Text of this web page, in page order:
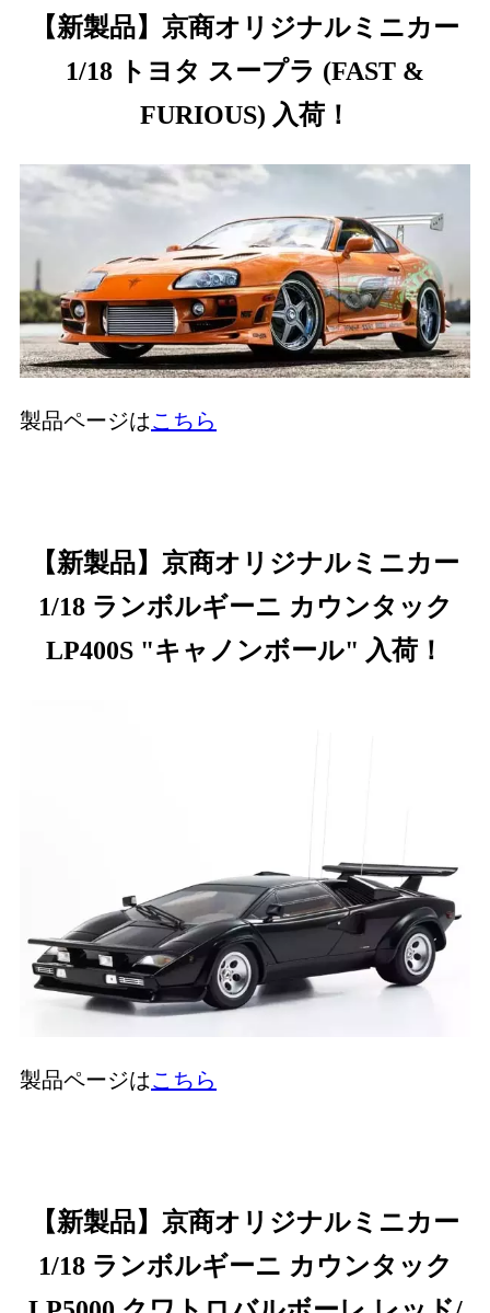
【新製品】京商オリジナルミニカー
1/18 トヨタ スープラ (FAST &
FURIOUS) 入荷！
製品ページはこちら
【新製品】京商オリジナルミニカー
1/18 ランボルギーニ カウンタック
LP400S "キャノンボール" 入荷！
製品ページはこちら
【新製品】京商オリジナルミニカー
1/18 ランボルギーニ カウンタック